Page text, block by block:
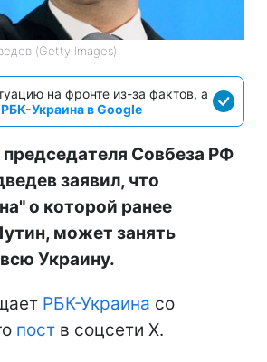
(Getty Images)
на фронте из-за фактов, а
РБК-Украина в Google
Совбеза РФ
заявил, что
о которой ранее
может занять
Украину.
РБК-Украина со
пост в соцсети Х.